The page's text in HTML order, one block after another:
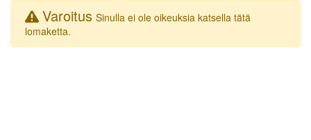
Varoitus Sinulla ei ole oikeuksia katsella tätä
lomaketta.